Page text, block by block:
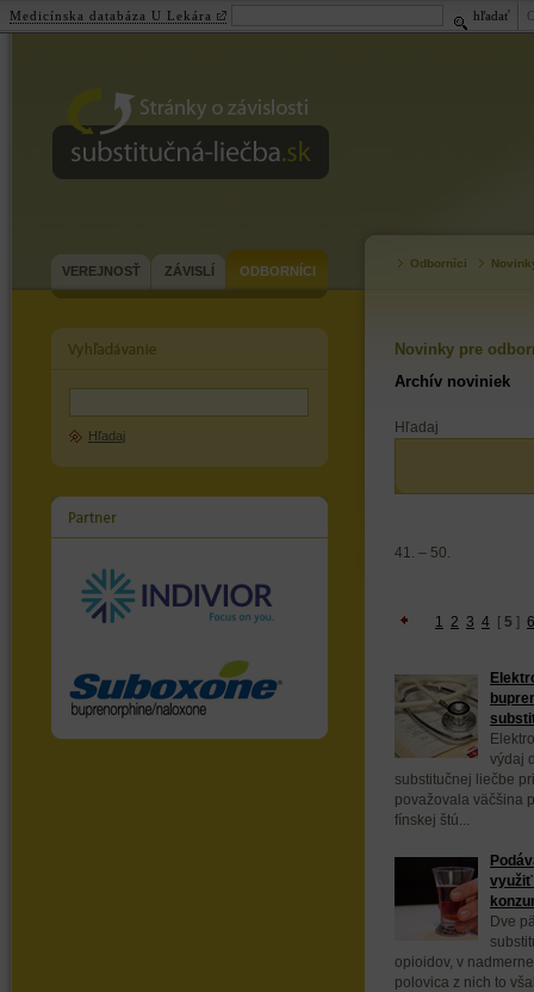
substitučná-liečba.sk
VEREJNOSŤ ZÁVISLÍ ODBORNÍCI
Hľadaj
Odborníci
Novinky pre
Archív noviniek
Hľadaj
41. – 50.
1 2 3 4 [ 5 ] 6
výdaj
substitučnej liečbe
považovala väčšina
fínskej štú...
využiť
Dve
opioidov, v
polovica z nich to
Medicínska databáza U Lekára hľadať